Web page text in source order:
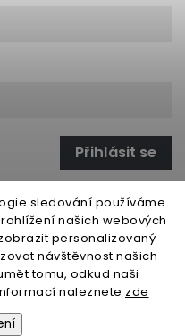
sledování používáme
našich webových
personalizovaný
návštěvnost našich
tomu, odkud naši
naleznete zde
Přihlásit se